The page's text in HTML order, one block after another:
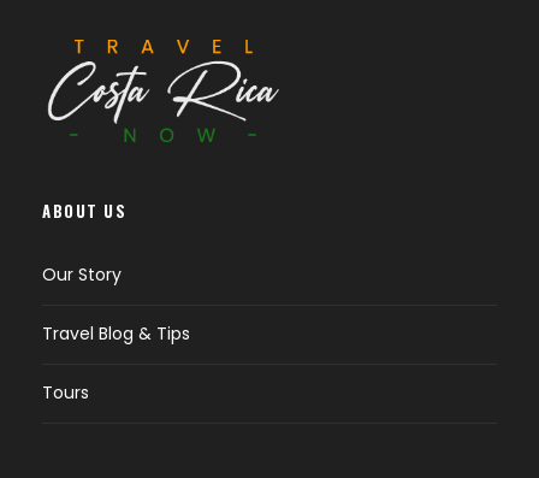
ABOUT US
Our Story
Travel Blog & Tips
Tours